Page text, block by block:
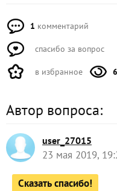
1 комментарий
спасибо за вопрос
в избранное
Автор вопроса:
user_27015
23 мая 2019,
Сказать спасибо!